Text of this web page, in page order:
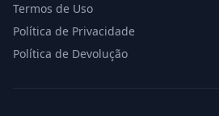
Termos de Uso
Política de Privacidade
Política de Devolução